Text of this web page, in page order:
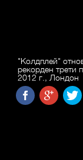
"Колдплей"
рекорден трети
2012 г., Лондон